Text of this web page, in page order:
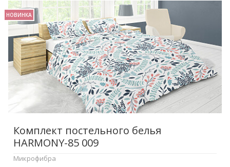
НОВИНКА
Комплект постельного белья
HARMONY-85 009
Микрофибра